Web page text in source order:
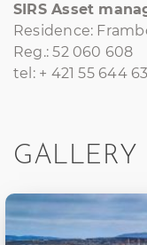
SIRS Asset
Residence:
Reg.: 52 060 608
tel: + 421 55 644
GALLERY